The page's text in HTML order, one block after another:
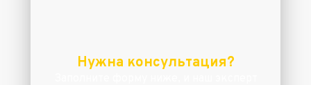
Нужна консультация?